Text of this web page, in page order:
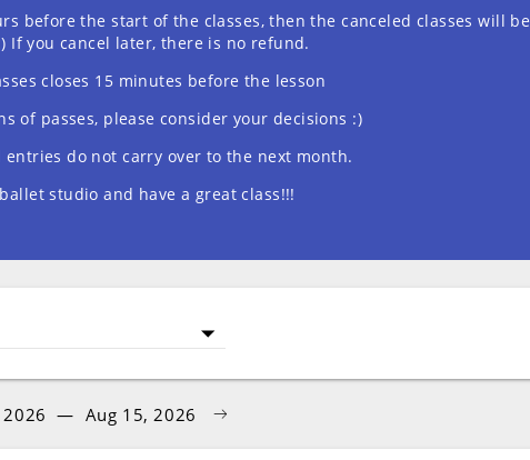
before the start of the classes, then the canceled classes will be
If you cancel later, there is no refund.
closes 15 minutes before the lesson
of passes, please consider your decisions :)
entries do not carry over to the next month.
studio and have a great class!!!
— Aug 15, 2026